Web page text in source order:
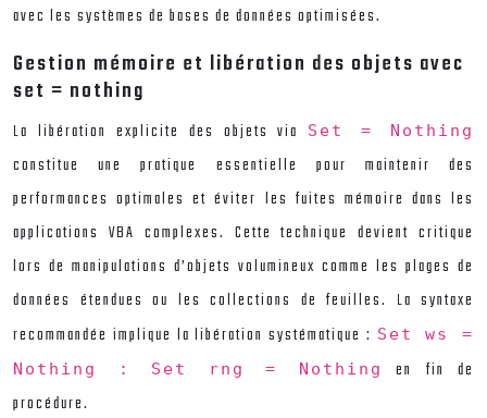
avec les systèmes de bases de données optimisées.
Gestion mémoire et libération des objets avec
set = nothing
La libération explicite des objets via Set = Nothing
constitue une pratique essentielle pour maintenir des
performances optimales et éviter les fuites mémoire dans les
applications VBA complexes. Cette technique devient critique
lors de manipulations d’objets volumineux comme les plages de
données étendues ou les collections de feuilles. La syntaxe
recommandée implique la libération systématique : Set ws =
Nothing : Set rng = Nothing
en fin de
procédure.